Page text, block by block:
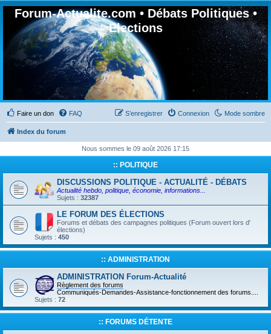
Forum-Actualite.com • Débats Politiques •
Elections
Faire un don Mode sombre
FAQ Connexion
S’enregistrer
Index du forum
Nous sommes le 09 août 2026 17:15
:: POLITIQUE
DISCUSSIONS POLITIQUE - ACTUALITÉ - DÉBATS
Actualité hebdo, politique, économie, informations...
Sujets : 32387
LE FORUM DES ÉLECTIONS
Forums et débats des campagnes politiques (Forum ouvert lors d'
élections)
Sujets : 450
:: ADMINISTRATION
ADMINISTRATION Forum-Actualité
Règlement des forums
Communiqués-Demandes-Assistance-fonctionnement des forums....
Sujets : 72
:: FORUMS DÉTENTE